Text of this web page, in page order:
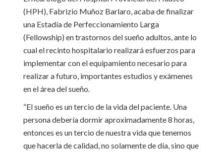
(HPH), Fabrizio Muñoz Barlaro, acaba de finalizar
una Estadía de Perfeccionamiento Larga
(Fellowship) en trastornos del sueño adultos, ante lo
cual el recinto hospitalario realizará esfuerzos para
implementar con el equipamiento necesario para
realizar a futuro, importantes estudios y exámenes
en el área del sueño.
“El sueño es un tercio de la vida del paciente. Una
persona debería dormir aproximadamente 8 horas,
entonces es un tercio de nuestra vida que tenemos
que hacerla de calidad, no solamente de día, sino que